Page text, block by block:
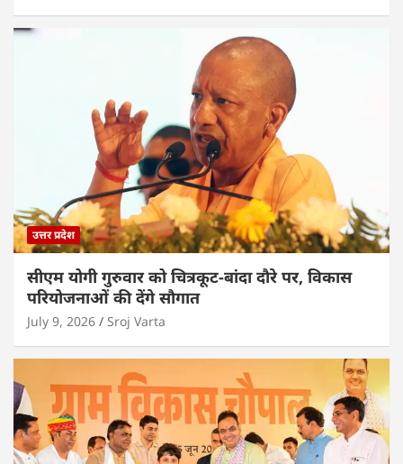
उत्तर प्रदेश
सीएम योगी गुरुवार को चित्रकूट-बांदा दौरे पर, विकास
परियोजनाओं की देंगे सौगात
July 9, 2026 Sroj Varta